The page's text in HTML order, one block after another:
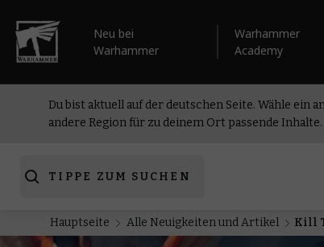
Neu bei
Warhammer
Warhammer
Academy
Du bist aktuell auf der deutschen Seite. Wähle ein
andere Region für zu deinem Ort passende Inhalte.
TIPPE ZUM SUCHEN
Hauptseite Alle Neuigkeiten und Artikel Kill